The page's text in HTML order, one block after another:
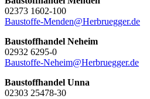
02373 1602-100
Baustoffe-Menden@Herbruegger.de
Baustoffhandel Neheim
02932 6295-0
Baustoffe-Neheim@Herbruegger.de
Baustoffhandel Unna
02303 25478-30